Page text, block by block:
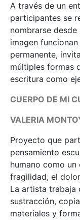
A través de un
participantes se
nombrarse
imagen
permanente,
múltiples formas
escritura como
CUERPO DE MI
VALERIA
Proyecto que
pensamiento
humano como
fragilidad, el
La artista trabaja
sustracción,
materiales y